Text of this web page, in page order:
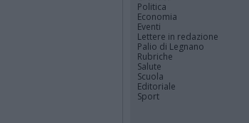
Politica
Economia
Eventi
Lettere in redazione
Palio di Legnano
Rubriche
Salute
Scuola
Editoriale
Sport